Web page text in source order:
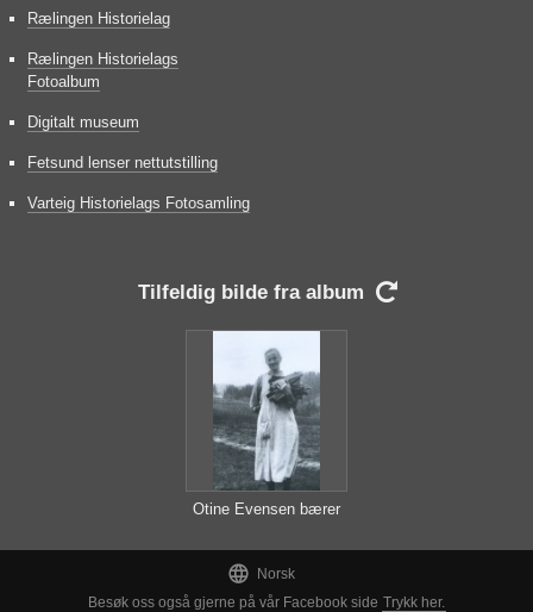
Rælingen Historielag
Rælingen Historielags
Fotoalbum
Digitalt museum
Fetsund lenser nettutstilling
Varteig Historielags Fotosamling
Tilfeldig bilde fra album 
Otine Evensen bærer

Norsk
Besøk oss også gjerne på vår Facebook side Trykk her.